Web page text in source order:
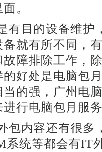
。
目的设备维护
就有所不同，
障排除工作，
好处是电脑包
的强，广州电
行电脑包月服
内容还有很多
系统等都会有IT